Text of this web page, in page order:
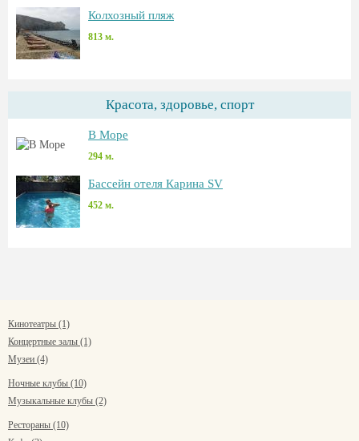
Колхозный пляж
813 м.
Красота, здоровье, спорт
В Море
294 м.
Бассейн отеля Карина SV
452 м.
Кинотеатры (1)
Концертные залы (1)
Музеи (4)
Ночные клубы (10)
Музыкальные клубы (2)
Рестораны (10)